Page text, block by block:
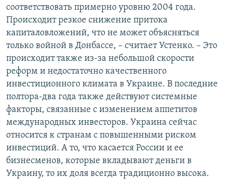
соответствовать примерно уровню 2004 года.
Происходит резкое снижение притока
капиталовложений, что не может объясняться
только войной в Донбассе, – считает Устенко. – Это
происходит также из-за небольшой скорости
реформ и недостаточно качественного
инвестиционного климата в Украине. В последние
полтора-два года также действуют системные
факторы, связанные с изменением аппетитов
международных инвесторов. Украина сейчас
относится к странам с повышенными риском
инвестиций. А то, что касается России и ее
бизнесменов, которые вкладывают деньги в
Украину, то их доля всегда традиционно высока.